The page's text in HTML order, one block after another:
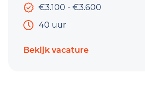
€3.100 - €3.600
40 uur
Bekijk vacature